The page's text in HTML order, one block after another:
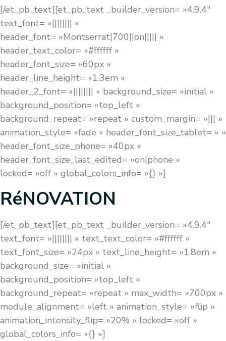
[/et_pb_text][et_pb_text _builder_version= »4.9.4″
text_font= »|||||||| »
header_font= »Montserrat|700||on||||| »
header_text_color= »#ffffff »
header_font_size= »60px »
header_line_height= »1.3em »
header_2_font= »|||||||| » background_size= »initial »
background_position= »top_left »
background_repeat= »repeat » custom_margin= »||| »
animation_style= »fade » header_font_size_tablet= » »
header_font_size_phone= »40px »
header_font_size_last_edited= »on|phone »
locked= »off » global_colors_info= »{} »]
RéNOVATION
[/et_pb_text][et_pb_text _builder_version= »4.9.4″
text_font= »|||||||| » text_text_color= »#ffffff »
text_font_size= »24px » text_line_height= »1.8em »
background_size= »initial »
background_position= »top_left »
background_repeat= »repeat » max_width= »700px »
module_alignment= »left » animation_style= »flip »
animation_intensity_flip= »20% » locked= »off »
global_colors_info= »{} »]